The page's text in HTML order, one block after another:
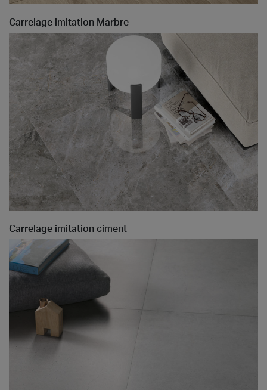
Carrelage imitation Marbre
Carrelage imitation ciment